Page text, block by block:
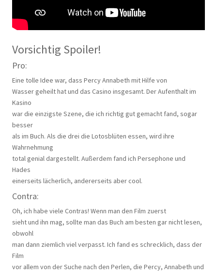
Vorsichtig Spoiler!
Pro:
Eine tolle Idee war, dass Percy Annabeth mit Hilfe von
Wasser geheilt hat und das Casino insgesamt. Der Aufenthalt im
Kasino
war die einzigste Szene, die ich richtig gut gemacht fand, sogar
besser
als im Buch. Als die drei die Lotosblüten essen, wird ihre
Wahrnehmung
total genial dargestellt. Außerdem fand ich Persephone und
Hades
einerseits lächerlich, andererseits aber cool.
Contra:
Oh, ich habe viele Contras! Wenn man den Film zuerst
sieht und ihn mag, sollte man das Buch am besten gar nicht lesen,
obwohl
man dann ziemlich viel verpasst. Ich fand es schrecklich, dass der
Film
vor allem von der Suche nach den Perlen, die Percy, Annabeth und